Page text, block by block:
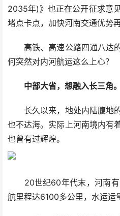
2035年)》也正在公开征求意
堵点卡点，加快河南交通优势再
高铁、高速公路四通八达
何突然对内河航运这么上心？
中部大省，想融入长三角。
长久以来，地处内陆腹地的
也不达海。实际上河南境内有
也曾有过辉煌。
20世纪60年代末，河南有
航里程达6100多公里，水运运